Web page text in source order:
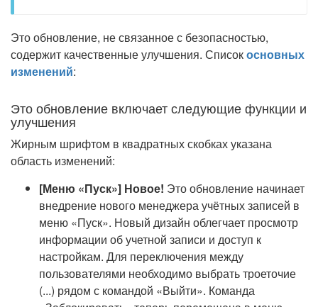
Это обновление, не связанное с безопасностью,
содержит качественные улучшения. Списокосновных
изменений:
Это обновление включает следующие функции и
улучшения
Жирным шрифтом в квадратных скобках указана
область изменений:
[Меню «Пуск»] Новое! Это обновление начинает
внедрение нового менеджера учётных записей в
меню «Пуск». Новый дизайн облегчает просмотр
информации об учетной записи и доступ к
настройкам. Для переключения между
пользователями необходимо выбрать троеточие
(...) рядом с командой «Выйти». Команда